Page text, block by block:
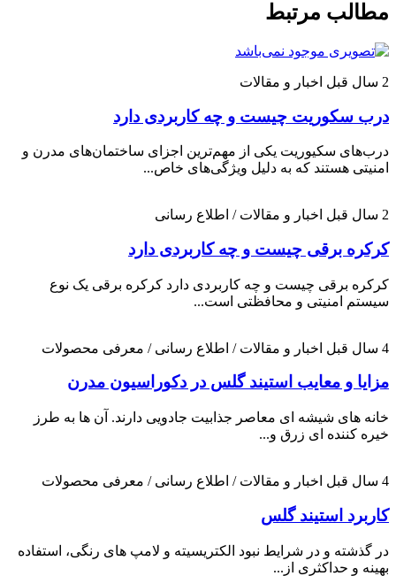
مطالب مرتبط
2 سال قبل اخبار و مقالات
درب سکوریت چیست و چه کاربردی دارد
درب‌های سکیوریت یکی از مهم‌ترین اجزای ساختمان‌های مدرن و
امنیتی هستند که به دلیل ویژگی‌های خاص...
2 سال قبل اخبار و مقالات / اطلاع رسانی
کرکره برقی چیست و چه کاربردی دارد
کرکره برقی چیست و چه کاربردی دارد کرکره برقی یک نوع
سیستم امنیتی و محافظتی است...
4 سال قبل اخبار و مقالات / اطلاع رسانی / معرفی محصولات
مزایا و معایب استیند گلس در دکوراسیون مدرن
خانه های شیشه ای معاصر جذابیت جادویی دارند. آن ها به طرز
خیره کننده ای زرق و...
4 سال قبل اخبار و مقالات / اطلاع رسانی / معرفی محصولات
کاربرد استیند گلس
در گذشته و در شرایط نبود الکتریسیته و لامپ های رنگی، استفاده
بهینه و حداکثری از...